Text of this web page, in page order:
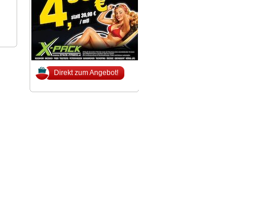
Direkt zum Angebot!